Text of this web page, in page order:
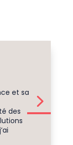
et sa
des